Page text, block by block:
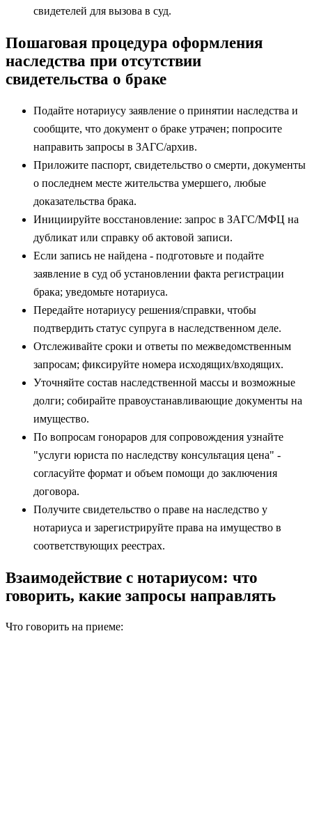
свидетелей для вызова в суд.
Пошаговая процедура оформления
наследства при отсутствии
свидетельства о браке
Подайте нотариусу заявление о принятии наследства и
сообщите, что документ о браке утрачен; попросите
направить запросы в ЗАГС/архив.
Приложите паспорт, свидетельство о смерти, документы
о последнем месте жительства умершего, любые
доказательства брака.
Инициируйте восстановление: запрос в ЗАГС/МФЦ на
дубликат или справку об актовой записи.
Если запись не найдена - подготовьте и подайте
заявление в суд об установлении факта регистрации
брака; уведомьте нотариуса.
Передайте нотариусу решения/справки, чтобы
подтвердить статус супруга в наследственном деле.
Отслеживайте сроки и ответы по межведомственным
запросам; фиксируйте номера исходящих/входящих.
Уточняйте состав наследственной массы и возможные
долги; собирайте правоустанавливающие документы на
имущество.
По вопросам гонораров для сопровождения узнайте
"услуги юриста по наследству консультация цена" -
согласуйте формат и объем помощи до заключения
договора.
Получите свидетельство о праве на наследство у
нотариуса и зарегистрируйте права на имущество в
соответствующих реестрах.
Взаимодействие с нотариусом: что
говорить, какие запросы направлять
Что говорить на приеме: